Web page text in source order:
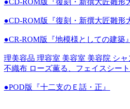
●CD-ROM版『復刻・新撰大匠雛形
●CD-ROM版『復刻・新撰大匠雛形
●CR-ROM版『地模様としての建築』
理美容品 理容室 美容室 美容院 シ
不織布 ローズ薫る、フェイスシート
●POD版『十二支のＥ話・正』